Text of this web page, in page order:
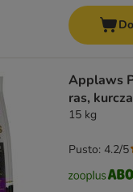
Applaws
ras,
15 kg
Pusto: 4.2/5